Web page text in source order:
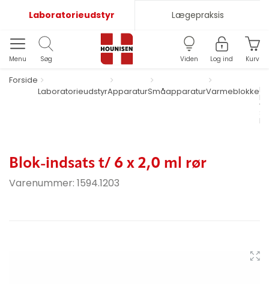
Laboratorieudstyr Lægepraksis
Menu Søg Viden Log ind Kurv
Forside
LaboratorieudstyrApparaturSmåapparaturVarmeblokke
Blok-indsats t/ 6 x 2,0 ml rør
Varenummer: 1594.1203